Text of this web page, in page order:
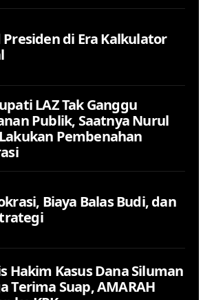
Presiden di Era Kalkulator
LAZ Tak Ganggu
Publik, Saatnya Nurul
Pembenahan
Biaya Balas Budi, dan
Hakim Kasus Dana Siluman
Terima Suap, AMARAH